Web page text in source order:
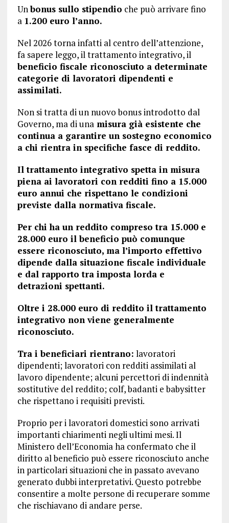
Unbonus sullo stipendio che può arrivare fino
a 1.200 euro l’anno.
Nel 2026 torna infatti al centro dell’attenzione,
fa sapere leggo, il trattamento integrativo, il
beneficio fiscale riconosciuto a determinate
categorie di lavoratori dipendenti e
assimilati.
Non si tratta di un nuovo bonus introdotto dal
Governo, ma di unamisura già esistente che
continua a garantire un sostegno economico
a chi rientra in specifiche fasce di reddito.
Il trattamento integrativo spetta in misura
piena ai lavoratori con redditi fino a 15.000
euro annui che rispettano le condizioni
previste dalla normativa fiscale.
Per chi ha un reddito compreso tra 15.000 e
28.000 euro il beneficio può comunque
essere riconosciuto, ma l’importo effettivo
dipende dalla situazione fiscale individuale
e dal rapporto tra imposta lorda e
detrazioni spettanti.
Oltre i 28.000 euro di reddito il trattamento
integrativo non viene generalmente
riconosciuto.
Tra i beneficiari rientrano: lavoratori
dipendenti; lavoratori con redditi assimilati al
lavoro dipendente; alcuni percettori di indennità
sostitutive del reddito; colf, badanti e babysitter
che rispettano i requisiti previsti.
Proprio per i lavoratori domestici sono arrivati
importanti chiarimenti negli ultimi mesi. Il
Ministero dell’Economia ha confermato che il
diritto al beneficio può essere riconosciuto anche
in particolari situazioni che in passato avevano
generato dubbi interpretativi. Questo potrebbe
consentire a molte persone di recuperare somme
che rischiavano di andare perse.